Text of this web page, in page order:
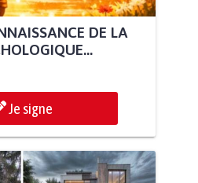
DE LA
Je signe